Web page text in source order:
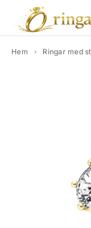
Hem › Ringar med